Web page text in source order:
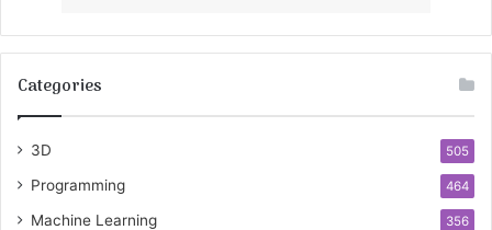
Categories
3D 505
Programming 464
Machine Learning 356